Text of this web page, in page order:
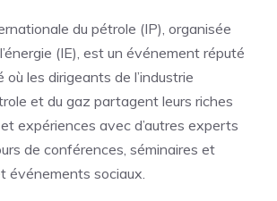
du pétrole (IP), organisée
(IE), est un événement réputé
les dirigeants de l’industrie
et du gaz partagent leurs riches
expériences avec d’autres experts
de conférences, séminaires et
événements sociaux.